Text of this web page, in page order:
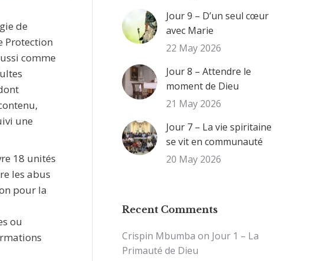
de
Protection
comme
une
18 unités
les abus
pour la
ou
Jour 9 – D’un seul cœur
avec Marie
22 May 2026
Jour 8 – Attendre le
moment de Dieu
21 May 2026
Jour 7 – La vie spiritaine
se vit en communauté
20 May 2026
Recent Comments
Crispin Mbumba on Jour 1 – La
Primauté de Dieu